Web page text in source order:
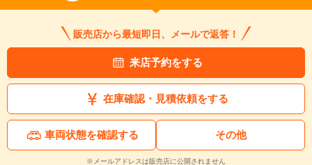
販売店から最短即日、メールで返答！
来店予約をする
在庫確認・見積依頼をする
車両状態を確認する その他
※メールアドレスは販売店に公開されません